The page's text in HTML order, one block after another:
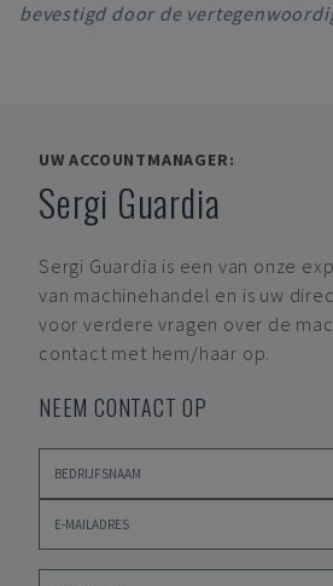
bevestigd door de
UW ACCOUNTMANAGER:
Sergi Guardia
Sergi Guardia is een van onze
van machinehandel en is uw
voor verdere vragen over de
contact met hem/haar op.
NEEM CONTACT OP